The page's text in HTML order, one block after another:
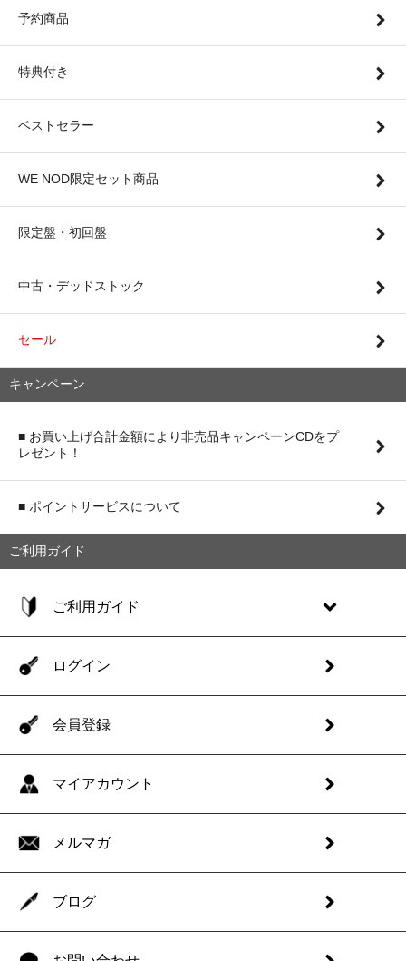
予約商品
特典付き
ベストセラー
WE NOD限定セット商品
限定盤・初回盤
中古・デッドストック
セール
キャンペーン
■ お買い上げ合計金額により非売品キャンペーンCDをプ
レゼント！
■ ポイントサービスについて
ご利用ガイド
ご利用ガイド
ログイン
会員登録
マイアカウント
メルマガ
ブログ